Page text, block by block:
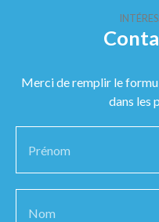
Merci de remplir le
dans les
Prénom
Nom